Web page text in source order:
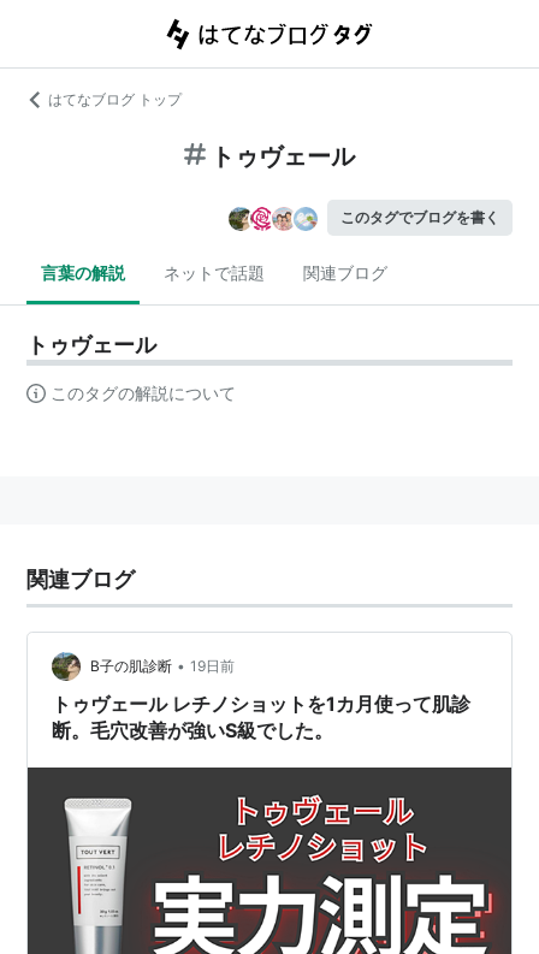
はてなブログ トップ
トゥヴェール
このタグでブログを書く
言葉の解説 ネットで話題 関連ブログ
トゥヴェール
このタグの解説について
関連ブログ
B子の肌診断 • 19日前
トゥヴェール レチノショットを1カ月使って肌診
断。毛穴改善が強いS級でした。